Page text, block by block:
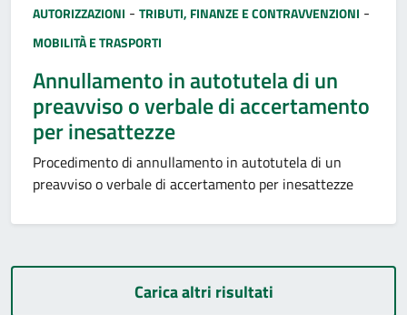
Categoria:
AUTORIZZAZIONI - TRIBUTI, FINANZE E CONTRAVVENZIONI -
MOBILITÀ E TRASPORTI
Annullamento in autotutela di un
preavviso o verbale di accertamento
per inesattezze
Procedimento di annullamento in autotutela di un
preavviso o verbale di accertamento per inesattezze
Carica altri risultati